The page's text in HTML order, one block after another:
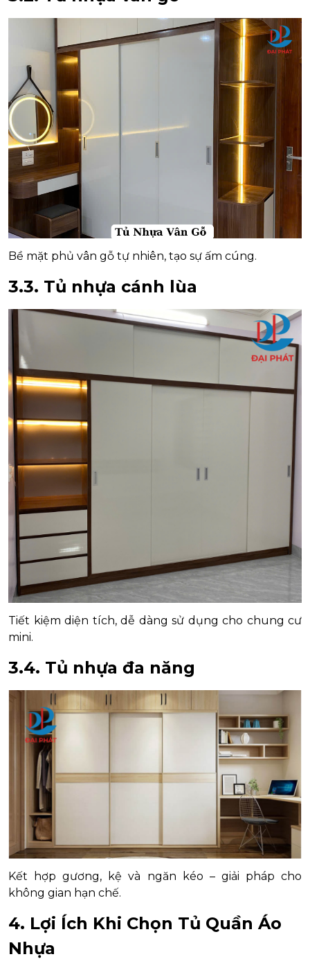
Bề mặt phủ vân gỗ tự nhiên, tạo sự ấm cúng.
3.3. Tủ nhựa cánh lùa
Tiết kiệm diện tích, dễ dàng sử dụng cho chung cư
mini.
3.4. Tủ nhựa đa năng
Kết hợp gương, kệ và ngăn kéo – giải pháp cho
không gian hạn chế.
4. Lợi Ích Khi Chọn Tủ Quần Áo
Nhựa